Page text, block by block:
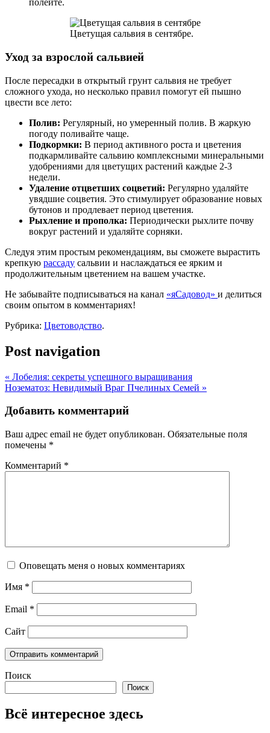
полейте.
Цветущая сальвия в сентябре.
Уход за взрослой сальвией
После пересадки в открытый грунт сальвия не требует
сложного ухода, но несколько правил помогут ей пышно
цвести все лето:
Полив: Регулярный, но умеренный полив. В жаркую
погоду поливайте чаще.
Подкормки: В период активного роста и цветения
подкармливайте сальвию комплексными минеральными
удобрениями для цветущих растений каждые 2-3
недели.
Удаление отцветших соцветий: Регулярно удаляйте
увядшие соцветия. Это стимулирует образование новых
бутонов и продлевает период цветения.
Рыхление и прополка: Периодически рыхлите почву
вокруг растений и удаляйте сорняки.
Следуя этим простым рекомендациям, вы сможете вырастить
крепкую рассаду сальвии и наслаждаться ее ярким и
продолжительным цветением на вашем участке.
Не забывайте подписываться на канал «яСадовод» и делиться
своим опытом в комментариях!
Рубрика: Цветоводство.
Post navigation
« Лобелия: секреты успешного выращивания
Нозематоз: Невидимый Враг Пчелиных Семей »
Добавить комментарий
Ваш адрес email не будет опубликован. Обязательные поля
помечены *
Комментарий *
Оповещать меня о новых комментариях
Имя *
Email *
Сайт
Поиск
Поиск
Всё интересное здесь